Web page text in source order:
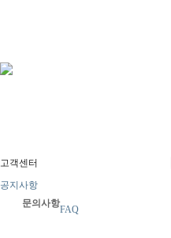
고객센터
공지사항
문의사항
FAQ